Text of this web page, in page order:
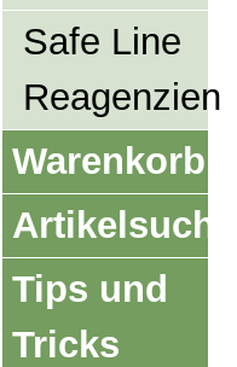
Safe Line
Reagenzien
Warenkorb
Artikelsuche
Tips und
Tricks